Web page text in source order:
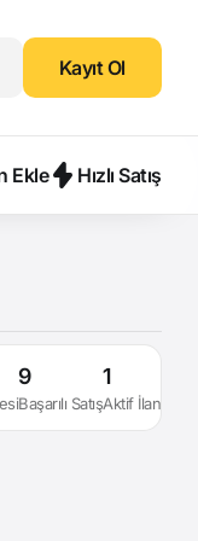
Kayıt Ol
Ekle Hızlı Satış
9
Başarılı Satış
1
Aktif İlan